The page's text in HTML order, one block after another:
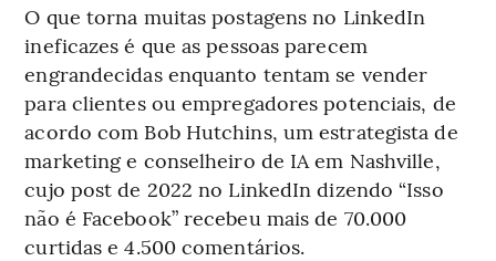
O que torna muitas postagens no LinkedIn
ineficazes é que as pessoas parecem
engrandecidas enquanto tentam se vender
para clientes ou empregadores potenciais, de
acordo com Bob Hutchins, um estrategista de
marketing e conselheiro de IA em Nashville,
cujo post de 2022 no LinkedIn dizendo “Isso
não é Facebook” recebeu mais de 70.000
curtidas e 4.500 comentários.